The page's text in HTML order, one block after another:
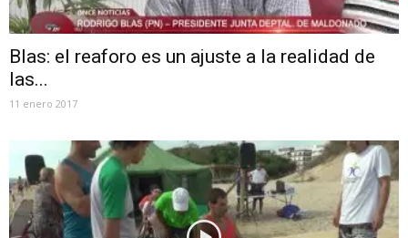
Blas: el reaforo es un ajuste a la realidad de
las...
11 enero 2017